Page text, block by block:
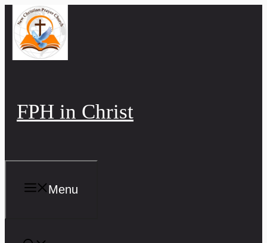
Skip
content
FPH in Christ
Menu